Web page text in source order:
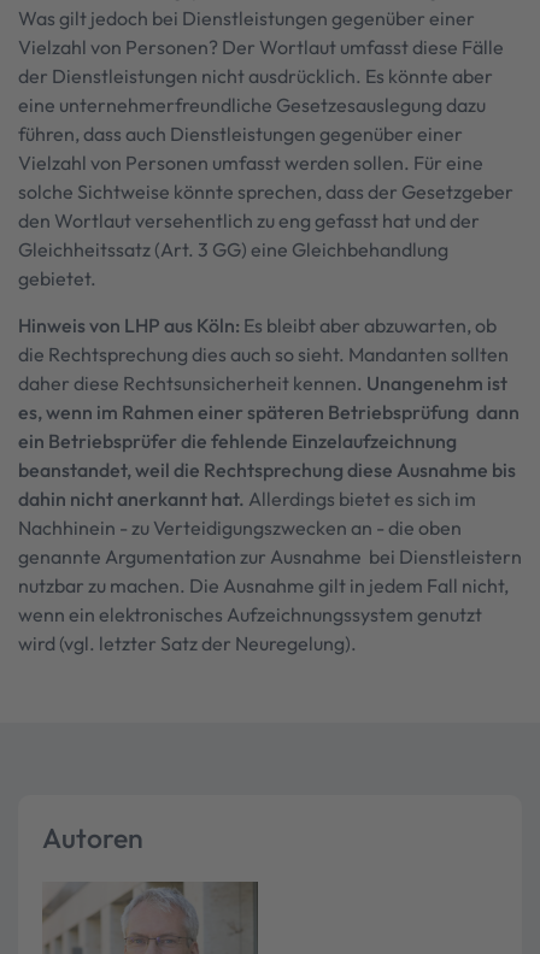
Was gilt jedoch bei Dienstleistungen gegenüber einer
Vielzahl von Personen? Der Wortlaut umfasst diese Fälle
der Dienstleistungen nicht ausdrücklich. Es könnte aber
eine unternehmerfreundliche Gesetzesauslegung dazu
führen, dass auch Dienstleistungen gegenüber einer
Vielzahl von Personen umfasst werden sollen. Für eine
solche Sichtweise könnte sprechen, dass der Gesetzgeber
den Wortlaut versehentlich zu eng gefasst hat und der
Gleichheitssatz (Art. 3 GG) eine Gleichbehandlung
gebietet.
Hinweis von LHP aus Köln: Es bleibt aber abzuwarten, ob
die Rechtsprechung dies auch so sieht. Mandanten sollten
daher diese Rechtsunsicherheit kennen. Unangenehm ist
es, wenn im Rahmen einer späteren Betriebsprüfung dann
ein Betriebsprüfer die fehlende Einzelaufzeichnung
beanstandet, weil die Rechtsprechung diese Ausnahme bis
dahin nicht anerkannt hat. Allerdings bietet es sich im
Nachhinein - zu Verteidigungszwecken an - die oben
genannte Argumentation zur Ausnahme bei Dienstleistern
nutzbar zu machen. Die Ausnahme gilt in jedem Fall nicht,
wenn ein elektronisches Aufzeichnungssystem genutzt
wird (vgl. letzter Satz der Neuregelung).
Autoren